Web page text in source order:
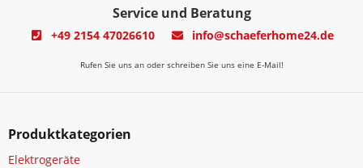
Service und Beratung
+49 2154 47026610 info@schaeferhome24.de
Rufen Sie uns an oder schreiben Sie uns eine E-Mail!
Produktkategorien
Elektrogeräte